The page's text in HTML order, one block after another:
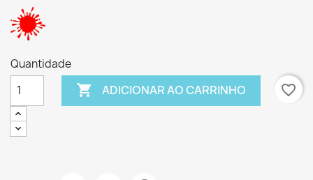
Quantidade
 ADICIONAR AO CARRINHO favorite_border